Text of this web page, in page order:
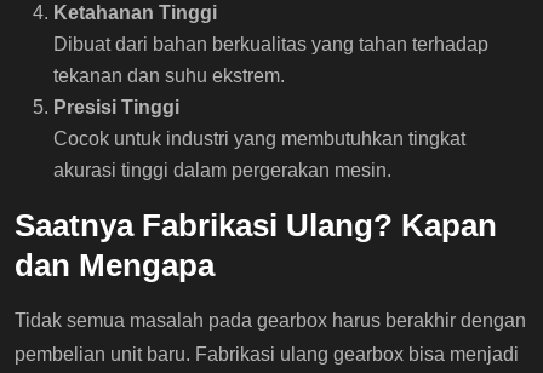
Ketahanan Tinggi
Dibuat dari bahan berkualitas yang tahan terhadap
tekanan dan suhu ekstrem.
Presisi Tinggi
Cocok untuk industri yang membutuhkan tingkat
akurasi tinggi dalam pergerakan mesin.
Saatnya Fabrikasi Ulang? Kapan
dan Mengapa
Tidak semua masalah pada gearbox harus berakhir dengan
pembelian unit baru. Fabrikasi ulang gearbox bisa menjadi